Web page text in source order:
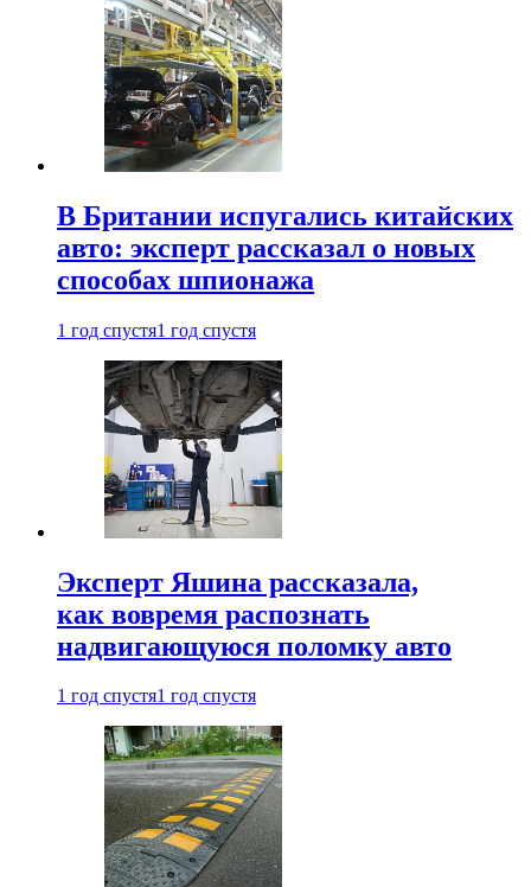
В Британии испугались китайских
авто: эксперт рассказал о новых
способах шпионажа
1 год спустя1 год спустя
Эксперт Яшина рассказала,
как вовремя распознать
надвигающуюся поломку авто
1 год спустя1 год спустя